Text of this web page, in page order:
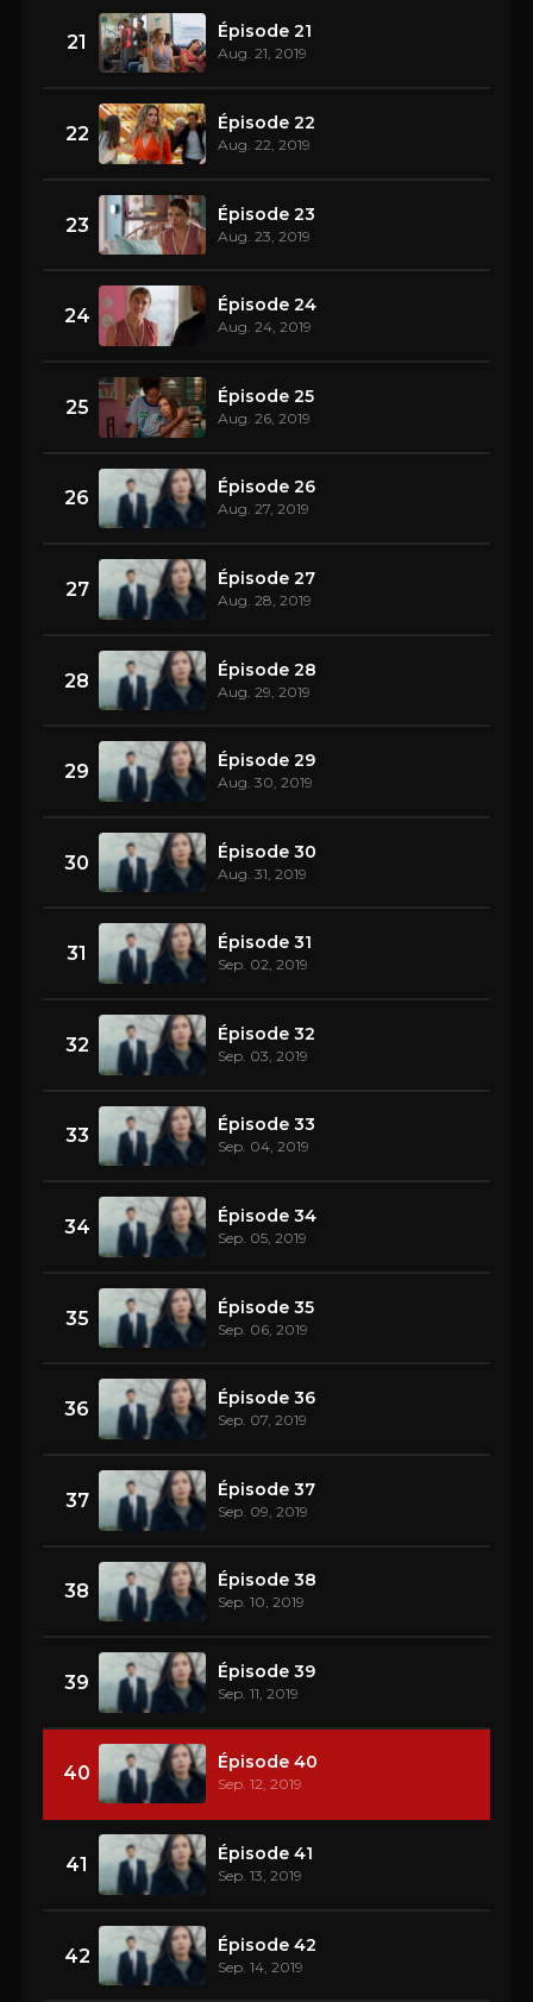
21 Épisode 21
Aug. 21, 2019
22 Épisode 22
Aug. 22, 2019
23 Épisode 23
Aug. 23, 2019
24 Épisode 24
Aug. 24, 2019
25 Épisode 25
Aug. 26, 2019
26 Épisode 26
Aug. 27, 2019
27 Épisode 27
Aug. 28, 2019
28 Épisode 28
Aug. 29, 2019
29 Épisode 29
Aug. 30, 2019
30 Épisode 30
Aug. 31, 2019
31 Épisode 31
Sep. 02, 2019
32 Épisode 32
Sep. 03, 2019
33 Épisode 33
Sep. 04, 2019
34 Épisode 34
Sep. 05, 2019
35 Épisode 35
Sep. 06, 2019
36 Épisode 36
Sep. 07, 2019
37 Épisode 37
Sep. 09, 2019
38 Épisode 38
Sep. 10, 2019
39 Épisode 39
Sep. 11, 2019
40 Épisode 40
Sep. 12, 2019
41 Épisode 41
Sep. 13, 2019
42 Épisode 42
Sep. 14, 2019